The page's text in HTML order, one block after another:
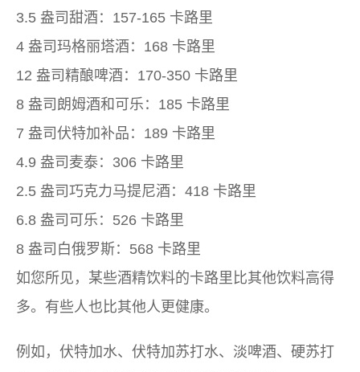
3.5 盎司甜酒：157-165 卡路里
4 盎司玛格丽塔酒：168 卡路里
12 盎司精酿啤酒：170-350 卡路里
8 盎司朗姆酒和可乐：185 卡路里
7 盎司伏特加补品：189 卡路里
4.9 盎司麦泰：306 卡路里
2.5 盎司巧克力马提尼酒：418 卡路里
6.8 盎司可乐：526 卡路里
8 盎司白俄罗斯：568 卡路里
如您所见，某些酒精饮料的卡路里比其他饮料高得
多。有些人也比其他人更健康。
例如，伏特加水、伏特加苏打水、淡啤酒、硬苏打